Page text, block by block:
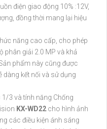
điện giao động 10% :12V,
đồng thời mang lại hiệu
năng cao cấp, cho phép
phân giải 2.0 MP và khả
phẩm này cũng được
dàng kết nối và sử dụng
3 và tính năng Chống
KX-WD22 cho hình ảnh
các điều kiện ánh sáng